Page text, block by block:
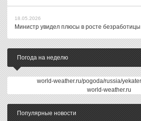
18.05.2026
Министр увидел плюсы в росте безработицы
Погода на неделю
world-weather.ru/pogoda/russia/
world-weather.ru
Популярные новости